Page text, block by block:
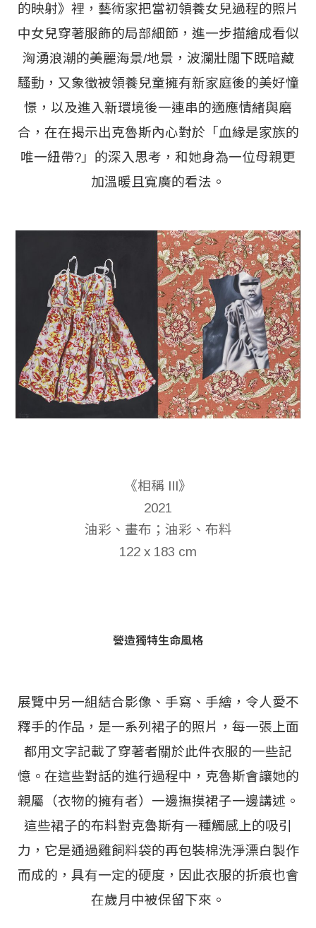
的映射》裡，藝術家把當初領養女兒過程的照片
中女兒穿著服飾的局部細節，進一步描繪成看似
洶湧浪潮的美麗海景/地景，波瀾壯闊下既暗藏
騷動，又象徵被領養兒童擁有新家庭後的美好憧
憬，以及進入新環境後一連串的適應情緒與磨
合，在在揭示出克魯斯內心對於「血緣是家族的
唯一紐帶?」的深入思考，和她身為一位母親更
加溫暖且寬廣的看法。
《相稱 III》
2021
油彩、畫布；油彩、布料
122 x 183 cm
營造獨特生命風格
展覽中另一組結合影像、手寫、手繪，令人愛不
釋手的作品，是一系列裙子的照片，每一張上面
都用文字記載了穿著者關於此件衣服的一些記
憶。在這些對話的進行過程中，克魯斯會讓她的
親屬（衣物的擁有者）一邊撫摸裙子一邊講述。
這些裙子的布料對克魯斯有一種觸感上的吸引
力，它是通過雞飼料袋的再包裝棉洗淨漂白製作
而成的，具有一定的硬度，因此衣服的折痕也會
在歲月中被保留下來。